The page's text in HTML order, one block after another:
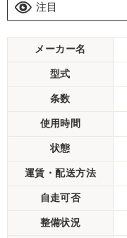
注目
メーカー名
型式
条数
使用時間
状態
運賃・配送方法
自走可否
整備状況